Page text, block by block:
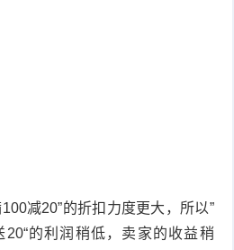
减20”的折扣力度更大，所以”
20“的利润稍低，卖家的收益稍